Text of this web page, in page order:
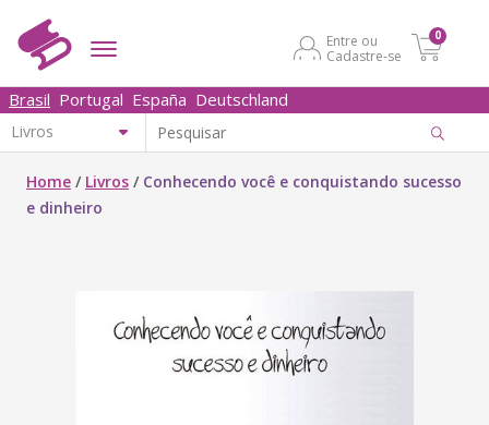
Entre ou
Cadastre-se
0
Brasil Portugal España Deutschland
Home / Livros / Conhecendo você e conquistando sucesso
e dinheiro